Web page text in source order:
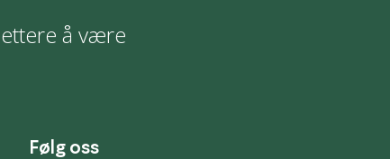
å være
Følg oss